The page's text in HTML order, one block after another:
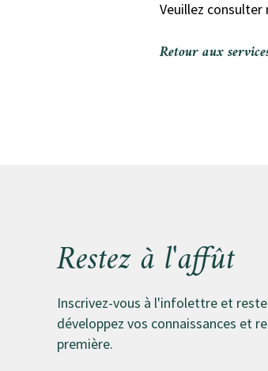
Veuillez consulter
Retour aux
Restez à l'affût
Inscrivez-vous à l'infolettre et
développez vos connaissances et
première.